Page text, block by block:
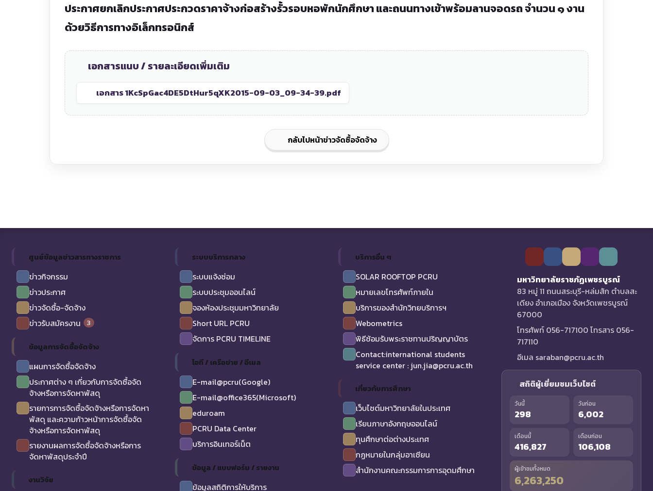
ประกาศยกเลิกประกาศประกวดราคาจ้างก่อสร้างรั้วรอบหอพักนักศึกษา และถนนทางเข้าพร้อมลานจอดรถ จำนวน ๑ งาน
ด้วยวิธีการทางอิเล็กทรอนิกส์
เอกสารแนบ / รายละเอียดเพิ่มเติม
เอกสาร 1KcSpGac4DE5DtHur5qXK2015-09-03_09-34-39.pdf
กลับไปหน้าข่าวจัดซื้อจัดจ้าง
ศูนย์ข้อมูลข่าวสารทางราชการ
ข่าวกิจกรรม
ข่าวประกาศ
ข่าวจัดซื้อ-จัดจ้าง
ข่าวรับสมัครงาน
3
ข้อมูลการจัดซื้อจัดจ้าง
แผนการจัดซื้อจัดจ้าง
ประกาศต่าง ๆ เกี่ยวกับการจัดซื้อจัด
จ้างหรือการจัดหาพัสดุ
รายการการจัดซื้อจัดจ้างหรือการจัดหา
พัสดุ และความก้าวหน้าการจัดซื้อจัด
จ้างหรือการจัดหาพัสดุ
รายงานผลการจัดซื้อจัดจ้างหรือการ
จัดหาพัสดุประจำปี
งานวิจัย
ระบบบริการกลาง
ระบบแจ้งซ่อม
ระบบประชุมออนไลน์
จองห้องประชุมมหาวิทยาลัย
Short URL PCRU
จัดการ PCRU TIMELINE
ไอที / เครือข่าย / อีเมล
E-mail@pcru(Google)
E-mail@office365(Microsoft)
eduroam
PCRU Data Center
บริการอินเทอร์เน็ต
ข้อมูล / แบบฟอร์ม / รายงาน
ข้อมูลสถิติการให้บริการ
บริการอื่น ๆ
SOLAR ROOFTOP PCRU
หมายเลขโทรศัพท์ภายใน
บริการของสำนักวิทยบริการฯ
Webometrics
พิธีซ้อมรับพระราชทานปริญญาบัตร
Contact:international students
service center : jun.jia@pcru.ac.th
เกี่ยวกับการศึกษา
เว็บไซต์มหาวิทยาลัยในประเทศ
เรียนภาษาอังกฤษออนไลน์
ทุนศึกษาต่อต่างประเทศ
กฏหมายในกลุ่มอาเซียน
สำนักงานคณะกรรมการการอุดมศึกษา
มหาวิทยาลัยราชภัฏเพชรบูรณ์
83 หมู่ 11 ถนนสระบุรี-หล่มสัก ตำบลสะ
เดียง อำเภอเมือง จังหวัดเพชรบูรณ์
67000
โทรศัพท์ 056-717100 โทรสาร 056-
717110
อีเมล saraban@pcru.ac.th
สถิติผู้เยี่ยมชมเว็บไซต์
วันนี้
298
วันก่อน
6,002
เดือนนี้
416,827
เดือนก่อน
106,108
ผู้เข้าชมทั้งหมด
6,263,250